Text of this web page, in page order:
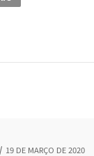
19 DE MARÇO DE 2020